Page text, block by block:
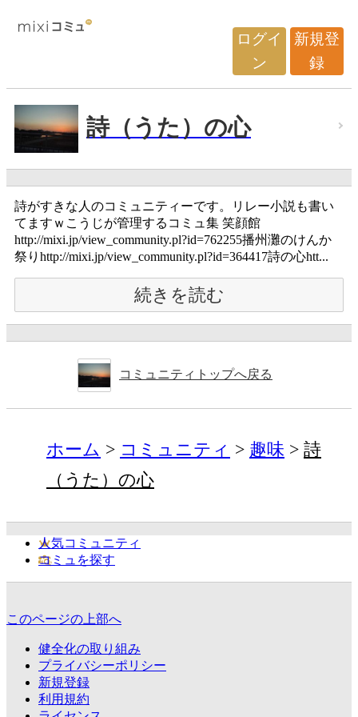
ログイ
ン
新規登
録
詩（うた）の心
詩がすきな人のコミュニティーです。リレー小説も書い
てますｗこうじが管理するコミュ集 笑顔館
http://mixi.jp/view_community.pl?id=762255播州灘のけんか
祭りhttp://mixi.jp/view_community.pl?id=364417詩の心htt...
続きを読む
コミュニティトップへ戻る
ホーム コミュニティ 趣味
詩
（うた）の心
人気コミュニティ
コミュを探す
このページの上部へ
健全化の取り組み
プライバシーポリシー
新規登録
利用規約